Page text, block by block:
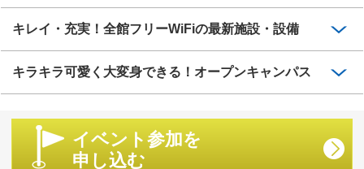
キレイ・充実！全館フリーWiFiの最新施設・設備
キラキラ可愛く大変身できる！オープンキャンパス
イベント参加を
申し込む